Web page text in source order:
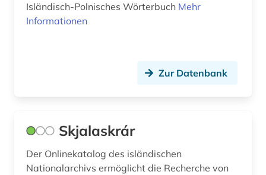
Isländisch-Polnisches Wörterbuch Mehr
Informationen
Zur Datenbank
Skjalaskrár
Der Onlinekatalog des isländischen
Nationalarchivs ermöglicht die Recherche von